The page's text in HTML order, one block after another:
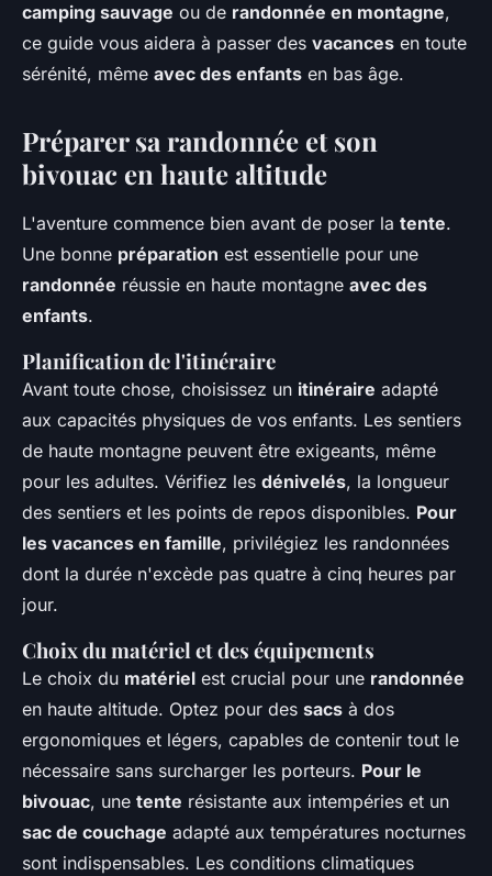
Inès•27 juin 2024•5 min de lecture
camping sauvage ou de randonnée en montagne,
ce guide vous aidera à passer des vacances en toute
sérénité, même avec des enfants en bas âge.
Préparer sa randonnée et son
bivouac en haute altitude
L'aventure commence bien avant de poser la tente.
Une bonne préparation est essentielle pour une
randonnée réussie en haute montagne avec des
enfants.
Planification de l'itinéraire
Avant toute chose, choisissez un itinéraire adapté
aux capacités physiques de vos enfants. Les sentiers
de haute montagne peuvent être exigeants, même
pour les adultes. Vérifiez les dénivelés, la longueur
des sentiers et les points de repos disponibles. Pour
les vacances en famille, privilégiez les randonnées
dont la durée n'excède pas quatre à cinq heures par
jour.
Choix du matériel et des équipements
Le choix du matériel est crucial pour une randonnée
en haute altitude. Optez pour des sacs à dos
ergonomiques et légers, capables de contenir tout le
nécessaire sans surcharger les porteurs. Pour le
bivouac, une tente résistante aux intempéries et un
sac de couchage adapté aux températures nocturnes
sont indispensables. Les conditions climatiques